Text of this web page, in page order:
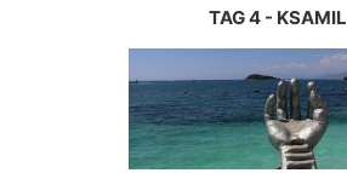
TAG 4 - KSAMIL